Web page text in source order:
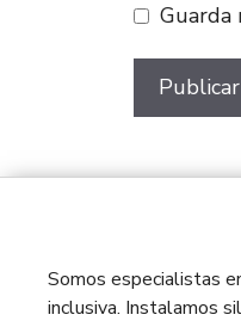
Guarda
Somos especialistas
inclusiva. Instalamos